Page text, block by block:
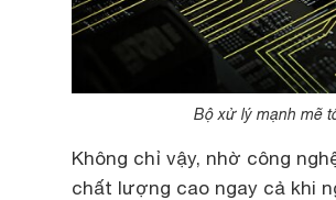
Bộ xử lý mạnh mẽ
Không chỉ vậy, nhờ công
chất lượng cao ngay cả khi